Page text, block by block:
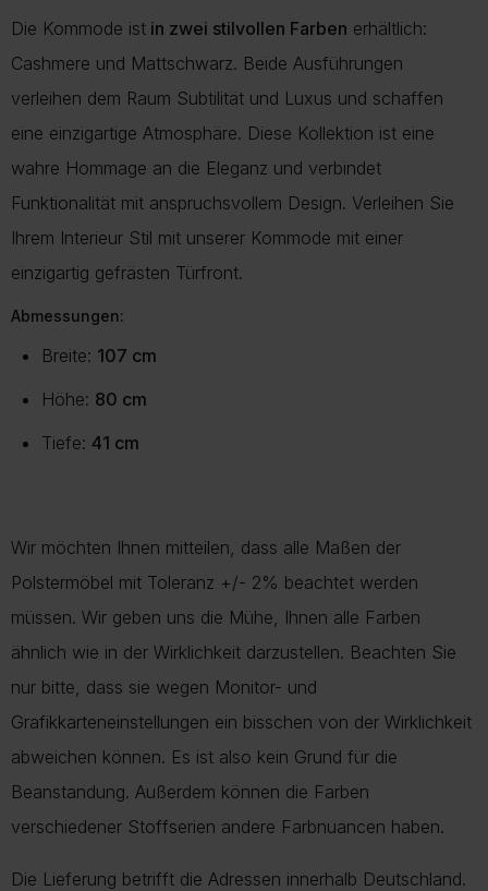
Die Kommode ist in zwei stilvollen Farben erhältlich:
Cashmere und Mattschwarz. Beide Ausführungen
verleihen dem Raum Subtilität und Luxus und schaffen
eine einzigartige Atmosphäre. Diese Kollektion ist eine
wahre Hommage an die Eleganz und verbindet
Funktionalität mit anspruchsvollem Design. Verleihen Sie
Ihrem Interieur Stil mit unserer Kommode mit einer
einzigartig gefrästen Türfront.
Abmessungen:
Breite: 107 cm
Höhe: 80 cm
Tiefe: 41 cm
Wir möchten Ihnen mitteilen, dass alle Maßen der
Polstermöbel mit Toleranz +/- 2% beachtet werden
müssen. Wir geben uns die Mühe, Ihnen alle Farben
ähnlich wie in der Wirklichkeit darzustellen. Beachten Sie
nur bitte, dass sie wegen Monitor- und
Grafikkarteneinstellungen ein bisschen von der Wirklichkeit
abweichen können. Es ist also kein Grund für die
Beanstandung. Außerdem können die Farben
verschiedener Stoffserien andere Farbnuancen haben.
Die Lieferung betrifft die Adressen innerhalb Deutschland.